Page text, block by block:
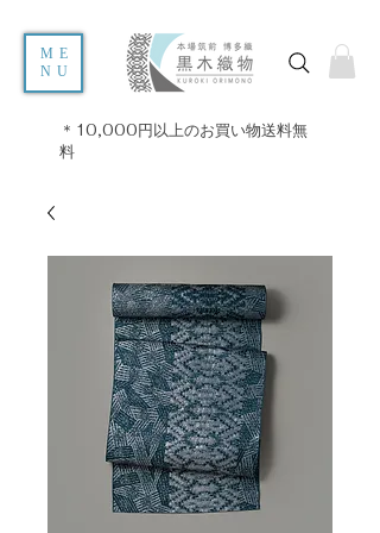
ME
NU
＊10,000円以上のお買い物送料無
料